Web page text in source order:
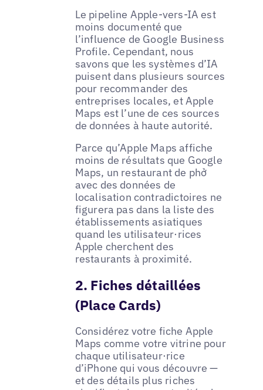
Le pipeline Apple-vers-IA est
moins documenté que
l’influence de Google Business
Profile. Cependant, nous
savons que les systèmes d’IA
puisent dans plusieurs sources
pour recommander des
entreprises locales, et Apple
Maps est l’une de ces sources
de données à haute autorité.
Parce qu’Apple Maps affiche
moins de résultats que Google
Maps, un restaurant de phở
avec des données de
localisation contradictoires ne
figurera pas dans la liste des
établissements asiatiques
quand les utilisateur·rices
Apple cherchent des
restaurants à proximité.
2. Fiches détaillées
(Place Cards)
Considérez votre fiche Apple
Maps comme votre vitrine pour
chaque utilisateur·rice
d’iPhone qui vous découvre —
et des détails plus riches